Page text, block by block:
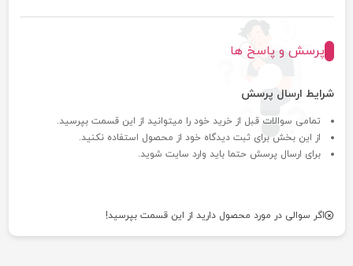
پرسش و پاسخ ها
شرایط ارسال پرسش
تمامی سوالات قبل از خرید خود را میتوانید از این قسمت بپرسید.
از این بخش برای ثبت دیدگاه خود از محصول استفاده نکنید.
برای ارسال پرسش حتما باید وارد سایت شوید.
اگر سوالی در مورد محصول دارید از این قسمت بپرسید!